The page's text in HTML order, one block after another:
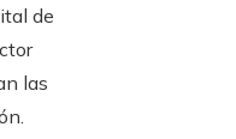
de
las